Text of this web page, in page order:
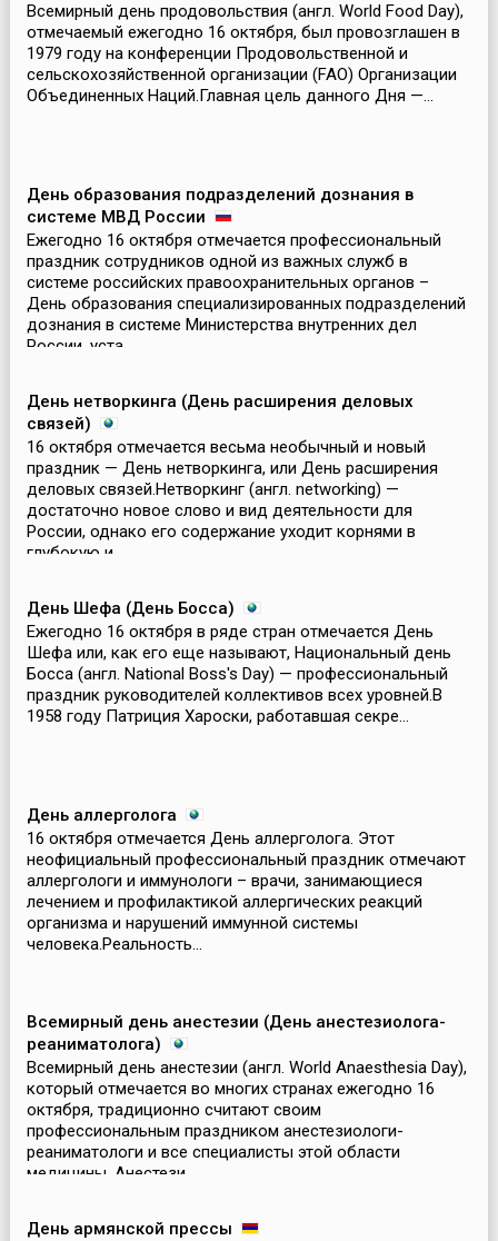
Всемирный день продовольствия (англ. World Food Day),
отмечаемый ежегодно 16 октября, был провозглашен в
1979 году на конференции Продовольственной и
сельскохозяйственной организации (FAO) Организации
Объединенных Наций.Главная цель данного Дня —...
День образования подразделений дознания в
системе МВД России
Ежегодно 16 октября отмечается профессиональный
праздник сотрудников одной из важных служб в
системе российских правоохранительных органов –
День образования специализированных подразделений
дознания в системе Министерства внутренних дел
России, уста...
День нетворкинга (День расширения деловых
связей)
16 октября отмечается весьма необычный и новый
праздник — День нетворкинга, или День расширения
деловых связей.Нетворкинг (англ. networking) —
достаточно новое слово и вид деятельности для
России, однако его содержание уходит корнями в
глубокую и...
День Шефа (День Босса)
Ежегодно 16 октября в ряде стран отмечается День
Шефа или, как его еще называют, Национальный день
Босса (англ. National Boss's Day) — профессиональный
праздник руководителей коллективов всех уровней.В
1958 году Патриция Хароски, работавшая секре...
День аллерголога
16 октября отмечается День аллерголога. Этот
неофициальный профессиональный праздник отмечают
аллергологи и иммунологи – врачи, занимающиеся
лечением и профилактикой аллергических реакций
организма и нарушений иммунной системы
человека.Реальность...
Всемирный день анестезии (День анестезиолога-
реаниматолога)
Всемирный день анестезии (англ. World Anaesthesia Day),
который отмечается во многих странах ежегодно 16
октября, традиционно считают своим
профессиональным праздником анестезиологи-
реаниматологи и все специалисты этой области
медицины. Анестези...
День армянской прессы